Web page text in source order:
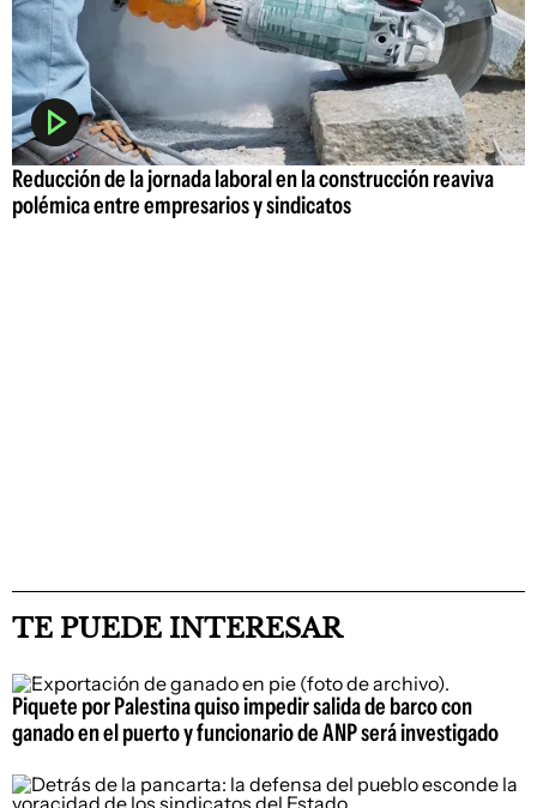
Reducción de la jornada laboral en la construcción reaviva
polémica entre empresarios y sindicatos
TE PUEDE INTERESAR
Piquete por Palestina quiso impedir salida de barco con
ganado en el puerto y funcionario de ANP será investigado